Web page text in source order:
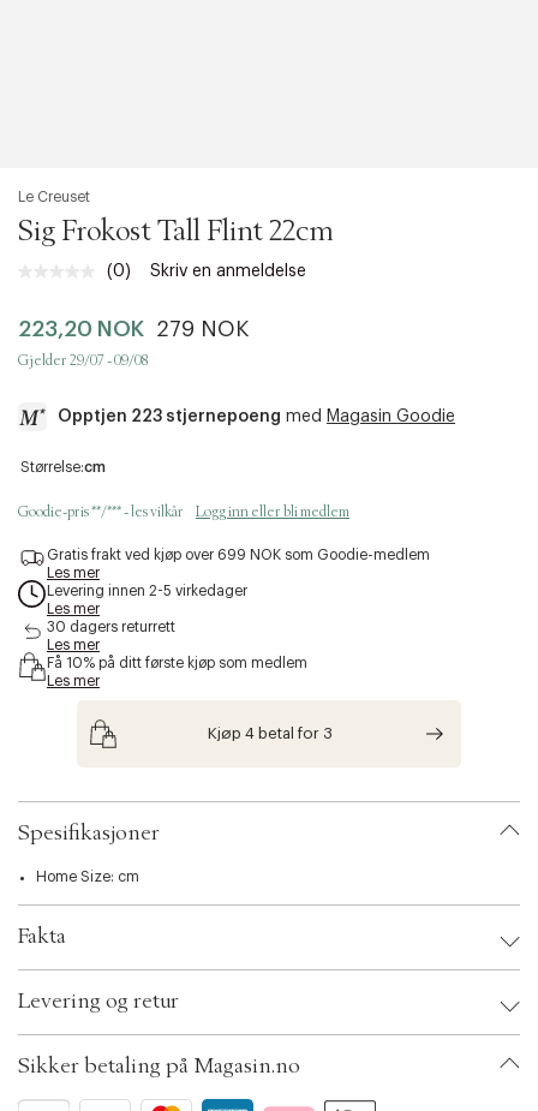
Le Creuset
Sig Frokost Tall Flint 22cm
Ingen
Samme
sidelenke.
(0) Skriv en anmeldelse
223,20 NOK 279 NOK
Gjelder 29/07 - 09/08
Opptjen 223 stjernepoeng med Magasin Goodie
a
c
s
s
i
b
l
i
t
i
n
.
e
l
c
t
Størrelse:cm
Goodie-pris **/*** - les vilkår Logg inn eller bli medlem
Gratis frakt ved kjøp over 699 NOK som Goodie-medlem
Les mer
Levering innen 2-5 virkedager
Les mer
30 dagers returrett
Les mer
Få 10% på ditt første kjøp som medlem
Les mer
Kjøp 4 betal for 3
Spesifikasjoner
Home Size: cm
Fakta
EAN: 843251162192
ID: BKJM00-0008
Levering og retur
Sikker betaling på Magasin.no